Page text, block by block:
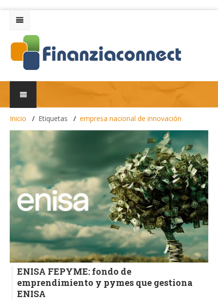
Inicio Etiquetas empresa nacional de innovación
ENISA FEPYME: fondo de
emprendimiento y pymes que gestiona
ENISA